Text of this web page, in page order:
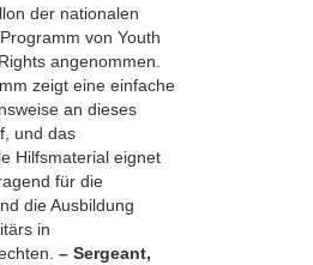
der nationalen
von Youth
angenommen.
zeigt eine einfache
an dieses
und das
Hilfsmaterial eignet
für die
die Ausbildung
in
– Sergeant,